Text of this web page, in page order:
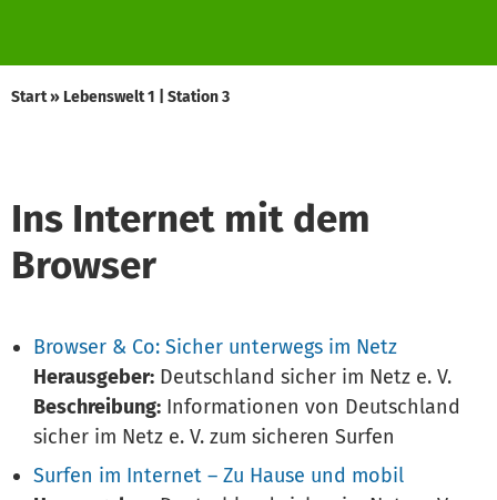
Start» Lebenswelt 1 | Station 3
Ins Internet mit dem
Browser
Browser & Co: Sicher unterwegs im Netz
Herausgeber: Deutschland sicher im Netz e. V.
Beschreibung: Informationen von Deutschland
sicher im Netz e. V. zum sicheren Surfen
Surfen im Internet – Zu Hause und mobil